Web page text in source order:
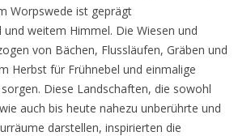
Worpswede ist geprägt
weitem Himmel. Die Wiesen und
von Bächen, Flussläufen, Gräben und
Herbst für Frühnebel und einmalige
Diese Landschaften, die sowohl
auch bis heute nahezu unberührte und
darstellen, inspirierten die